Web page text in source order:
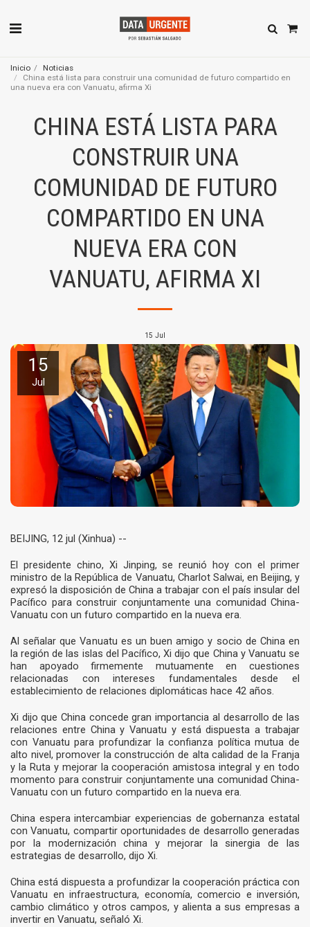
Inicio
Noticias
China está lista para construir una comunidad de futuro compartido en
una nueva era con Vanuatu, afirma Xi
CHINA ESTÁ LISTA PARA
CONSTRUIR UNA
COMUNIDAD DE FUTURO
COMPARTIDO EN UNA
NUEVA ERA CON
VANUATU, AFIRMA XI
15 Jul
15
Jul
BEIJING, 12 jul (Xinhua) --
El presidente chino, Xi Jinping, se reunió hoy con el primer
ministro de la República de Vanuatu, Charlot Salwai, en Beijing, y
expresó la disposición de China a trabajar con el país insular del
Pacífico para construir conjuntamente una comunidad China-
Vanuatu con un futuro compartido en la nueva era.
Al señalar que Vanuatu es un buen amigo y socio de China en
la región de las islas del Pacífico, Xi dijo que China y Vanuatu se
han apoyado firmemente mutuamente en cuestiones
relacionadas con intereses fundamentales desde el
establecimiento de relaciones diplomáticas hace 42 años.
Xi dijo que China concede gran importancia al desarrollo de las
relaciones entre China y Vanuatu y está dispuesta a trabajar
con Vanuatu para profundizar la confianza política mutua de
alto nivel, promover la construcción de alta calidad de la Franja
y la Ruta y mejorar la cooperación amistosa integral y en todo
momento para construir conjuntamente una comunidad China-
Vanuatu con un futuro compartido en la nueva era.
China espera intercambiar experiencias de gobernanza estatal
con Vanuatu, compartir oportunidades de desarrollo generadas
por la modernización china y mejorar la sinergia de las
estrategias de desarrollo, dijo Xi.
China está dispuesta a profundizar la cooperación práctica con
Vanuatu en infraestructura, economía, comercio e inversión,
cambio climático y otros campos, y alienta a sus empresas a
invertir en Vanuatu, señaló Xi.